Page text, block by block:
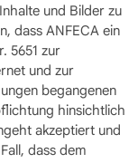
und Bilder zu
dass ANFECA ein
5651 zur
und zur
begangenen
hinsichtlich
akzeptiert und
dass dem